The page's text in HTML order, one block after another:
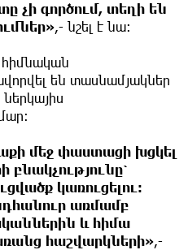
չի գործում, տեղի են
,- նշել է նա։
հիմնական
են տասնամյակներ
մեջ փաստացի խցկել
բնակչությունը՝
կառուցելու:
առմամբ
և հիմա
հաշվարկների»,-